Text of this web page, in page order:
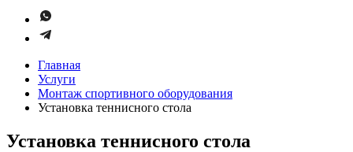
Главная
Услуги
Монтаж спортивного оборудования
Установка теннисного стола
Установка теннисного стола